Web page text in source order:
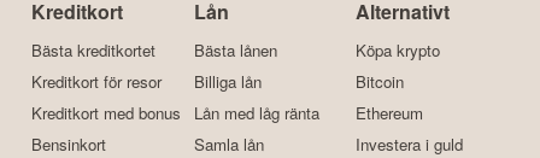
Kreditkort
Bästa kreditkortet
Kreditkort för resor
Kreditkort med bonus
Bensinkort
Lån
Bästa lånen
Billiga lån
Lån med låg ränta
Samla lån
Alternativt
Köpa krypto
Bitcoin
Ethereum
Investera i guld